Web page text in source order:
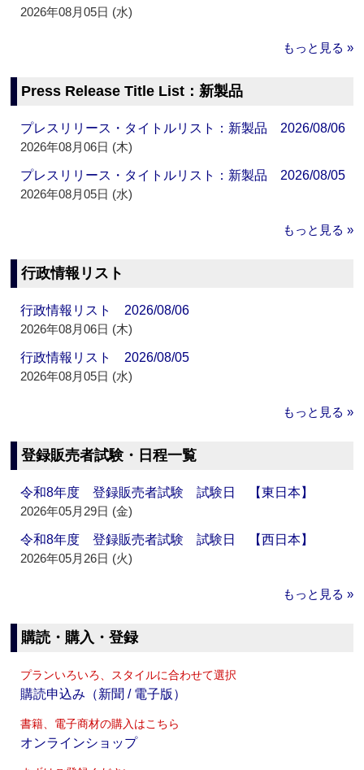
2026年08月05日 (水)
もっと見る »
Press Release Title List：新製品
プレスリリース・タイトルリスト：新製品 2026/08/06
2026年08月06日 (木)
プレスリリース・タイトルリスト：新製品 2026/08/05
2026年08月05日 (水)
もっと見る »
行政情報リスト
行政情報リスト 2026/08/06
2026年08月06日 (木)
行政情報リスト 2026/08/05
2026年08月05日 (水)
もっと見る »
登録販売者試験・日程一覧
令和8年度 登録販売者試験 試験日 【東日本】
2026年05月29日 (金)
令和8年度 登録販売者試験 試験日 【西日本】
2026年05月26日 (火)
もっと見る »
購読・購入・登録
プランいろいろ、スタイルに合わせて選択
購読申込み（新聞 / 電子版）
書籍、電子商材の購入はこちら
オンラインショップ